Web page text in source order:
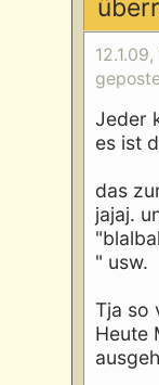
Jeder
es ist
das
jajaj.
" usw.
Tja so
Heute